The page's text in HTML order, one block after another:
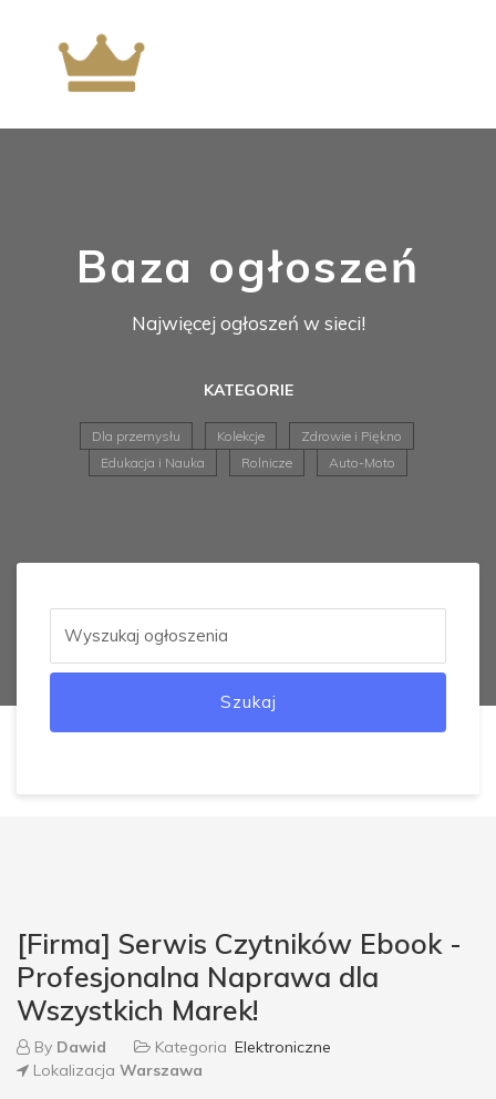
Baza ogłoszeń
Najwięcej ogłoszeń w sieci!
KATEGORIE
Dla przemysłu Kolekcje
Zdrowie i Piękno
Edukacja i Nauka
Rolnicze Auto-Moto
Szukaj
[Firma] Serwis Czytników Ebook -
Profesjonalna Naprawa dla
Wszystkich Marek!
By Dawid Kategoria Elektroniczne
Lokalizacja Warszawa